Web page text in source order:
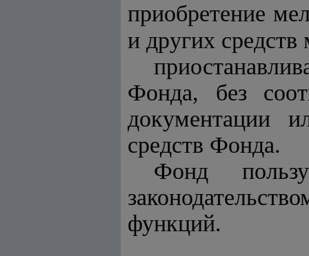
приобретение
и других средств
Фонда, без
документации
средств Фонда.
Фонд
функций.